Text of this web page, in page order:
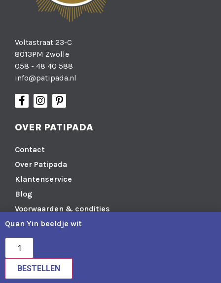
Voltastraat 23-C
8013PM Zwolle
058 - 48 40 588
info@patipada.nl
OVER PATIPADA
Contact
Over Patipada
Klantenservice
Blog
Voorwaarden & condities
Cookiebeleid (EU)
DIRECT NAAR
Yoga
Quan Yin beeldje wit
BESTELLEN